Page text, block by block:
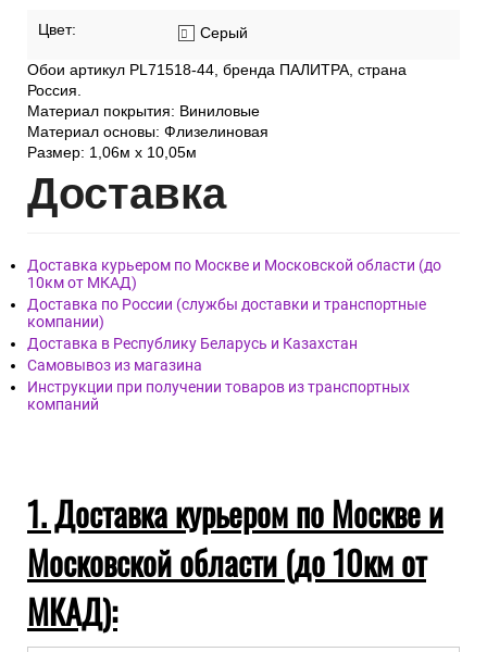
Цвет: Серый
Обои артикул PL71518-44, бренда ПАЛИТРА, страна
Россия.
Материал покрытия: Виниловые
Материал основы: Флизелиновая
Размер: 1,06м х 10,05м
Доставка
Доставка курьером по Москве и Московской области (до
10км от МКАД)
Доставка по России (службы доставки и транспортные
компании)
Доставка в Республику Беларусь и Казахстан
Самовывоз из магазина
Инструкции при получении товаров из транспортных
компаний
1. Доставка курьером по Москве и
Московской области (до 10км от
МКАД):